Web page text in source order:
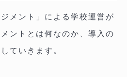
メント」による学校運営が
ントとは何なのか、導入の
ていきます。